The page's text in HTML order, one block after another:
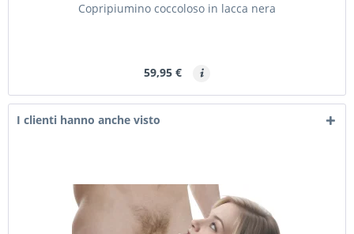
Copripiumino coccoloso in lacca nera
59,95 €
I clienti hanno anche visto